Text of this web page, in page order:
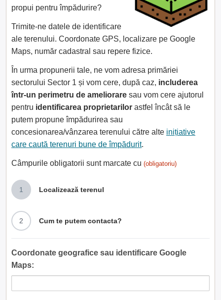
propui pentru împădurire?
Trimite-ne datele de identificare
ale terenului. Coordonate GPS, localizare pe Google
Maps, număr cadastral sau repere fizice.
În urma propunerii tale, ne vom adresa primăriei
sectorului Sector 1 și vom cere, după caz, includerea
într-un perimetru de ameliorare sau vom cere ajutorul
pentru identificarea proprietarilor astfel încât să le
putem propune împădurirea sau
concesionarea/vânzarea terenului către alte inițiative
care caută terenuri bune de împădurit.
Câmpurile obligatorii sunt marcate cu (obligatoriu)
1 Localizează terenul
2 Cum te putem contacta?
Coordonate geografice sau identificare Google
Maps: